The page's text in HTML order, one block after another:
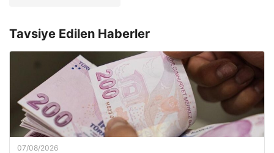
Tavsiye Edilen Haberler
07/08/2026